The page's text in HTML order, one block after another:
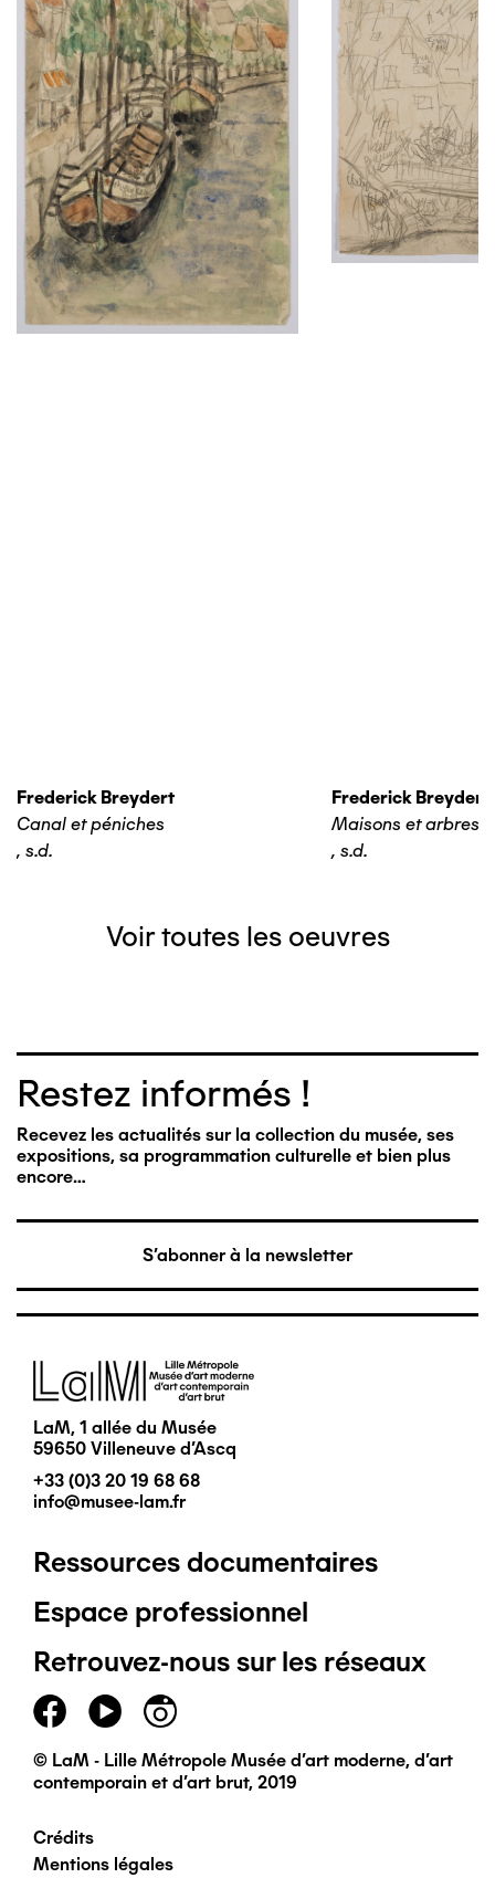
Frederick Breydert
Canal et péniches
, s.d.
Frederick Breydert
Maisons et arbres
, s.d.
Voir toutes les oeuvres
Restez informés !
Recevez les actualités sur la collection du musée, ses
expositions, sa programmation culturelle et bien plus
encore…
S'abonner à la newsletter
Image
LaM, 1 allée du Musée
59650 Villeneuve d'Ascq
+33 (0)3 20 19 68 68
info@musee-lam.fr
Pied
de
page
principal
Ressources documentaires
Espace professionnel
Retrouvez-nous sur les réseaux
© LaM - Lille Métropole Musée d'art moderne, d'art
contemporain et d'art brut, 2019
Pied
Crédits
Mentions légales